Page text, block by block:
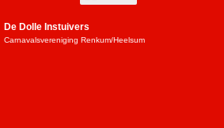
De Dolle Instuivers
Carnavalsvereniging Renkum/Heelsum